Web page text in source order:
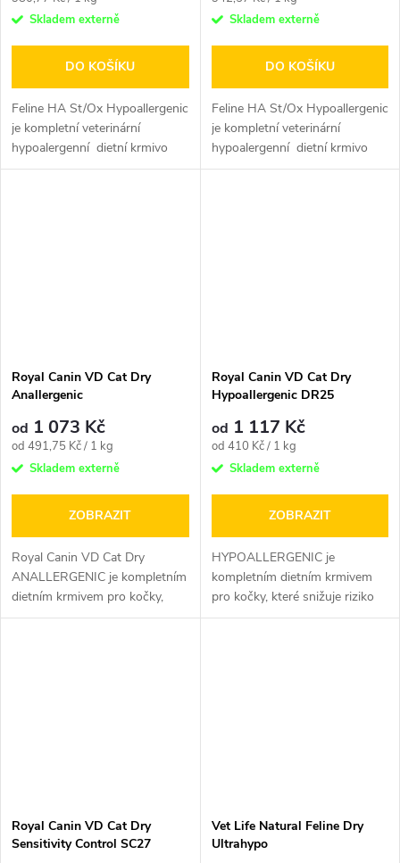
cena:Skladem externě
DO KOŠÍKU
Feline HA St/Ox Hypoallergenic
je kompletní veterinární
hypoalergenní dietní krmivo
pro diagnostiku a nutriční...
cena:Skladem externě
DO KOŠÍKU
Feline HA St/Ox Hypoallergenic
je kompletní veterinární
hypoalergenní dietní krmivo
pro diagnostiku a nutriční...
Royal Canin VD Cat Dry
Anallergenic
od 1 073 Kč
Měrná
cena:
od 491,75 Kč / 1 kg
Skladem externě
ZOBRAZIT
Royal Canin VD Cat Dry
ANALLERGENIC je kompletním
dietním krmivem pro kočky,
které omezuje intolerance
Royal Canin VD Cat Dry
Hypoallergenic DR25
od 1 117 Kč
Měrná
cena:
od 410 Kč / 1 kg
Skladem externě
ZOBRAZIT
HYPOALLERGENIC je
kompletním dietním krmivem
pro kočky, které snižuje riziko
vzniku potravinových alergií či...
Royal Canin VD Cat Dry
Sensitivity Control SC27
Vet Life Natural Feline Dry
Ultrahypo